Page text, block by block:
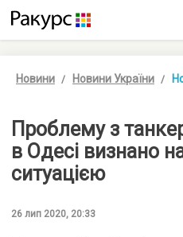
Новини Новини України
Проблему з
в Одесі визнано
ситуацією
26 лип 2020, 20:33